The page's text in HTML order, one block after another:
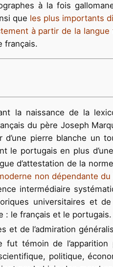
à la fois
que les plus importants
à partir de la langue
français.
la naissance de la
du père Joseph
d’une pierre blanche un
le portugais en plus
d’attestation de la
non dépendante
intermédiaire
universitaires et
: le français et le
et de l’admiration
fut témoin de
politique,